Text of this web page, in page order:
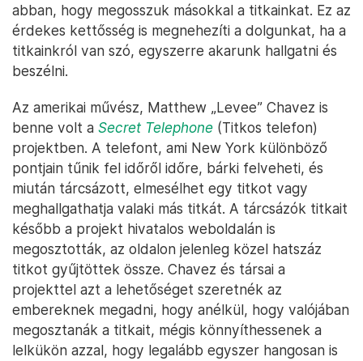
abban, hogy megosszuk másokkal a titkainkat. Ez az
érdekes kettősség is megnehezíti a dolgunkat, ha a
titkainkról van szó, egyszerre akarunk hallgatni és
beszélni.
Az amerikai művész, Matthew „Levee” Chavez is
benne volt a Secret Telephone (Titkos telefon)
projektben. A telefont, ami New York különböző
pontjain tűnik fel időről időre, bárki felveheti, és
miután tárcsázott, elmesélhet egy titkot vagy
meghallgathatja valaki más titkát. A tárcsázók titkait
később a projekt hivatalos weboldalán is
megosztották, az oldalon jelenleg közel hatszáz
titkot gyűjtöttek össze. Chavez és társai a
projekttel azt a lehetőséget szeretnék az
embereknek megadni, hogy anélkül, hogy valójában
megosztanák a titkait, mégis könnyíthessenek a
lelkükön azzal, hogy legalább egyszer hangosan is